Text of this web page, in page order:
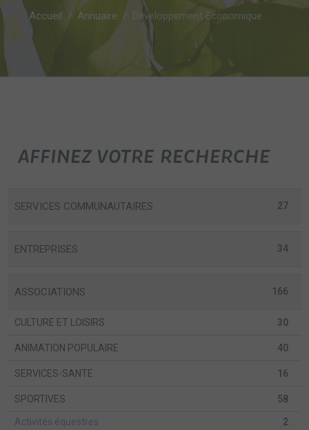
Accueil Annuaire Développement Economique
AFFINEZ VOTRE RECHERCHE
SERVICES COMMUNAUTAIRES 27
ENTREPRISES 34
ASSOCIATIONS 166
CULTURE ET LOISIRS 30
ANIMATION POPULAIRE 40
SERVICES-SANTE 16
SPORTIVES 58
Activités équestres
2